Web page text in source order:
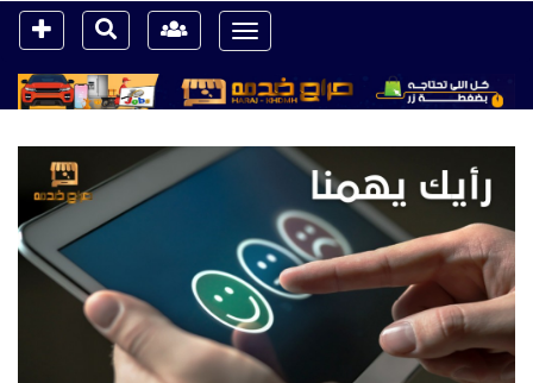
Toggle
navigation